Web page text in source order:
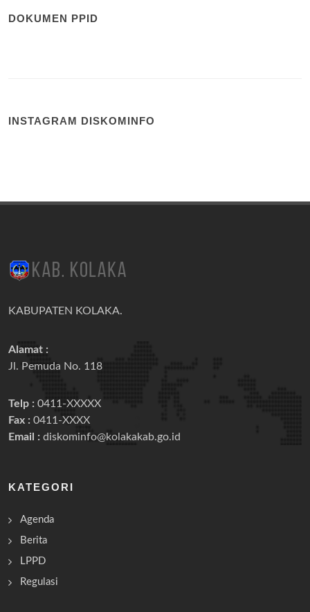
DOKUMEN PPID
INSTAGRAM DISKOMINFO
KABUPATEN KOLAKA.
Alamat :
Jl. Pemuda No. 118
Telp : 0411-XXXXX
Fax : 0411-XXXX
Email : diskominfo@kolakakab.go.id
KATEGORI
Agenda
Berita
LPPD
Regulasi